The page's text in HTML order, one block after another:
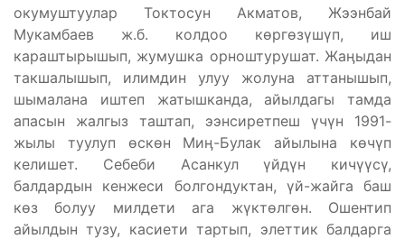
окумуштуулар Токтосун Акматов, Жээнбай
Мукамбаев ж.б. колдоо көргөзүшүп, иш
караштырышып, жумушка орноштурушат. Жаӊыдан
такшалышып, илимдин улуу жолуна аттанышып,
шымалана иштеп жатышканда, айылдагы тамда
апасын жалгыз таштап, ээнсиретпеш үчүн 1991-
жылы туулуп өскөн Миӊ-Булак айылына көчүп
келишет. Себеби Асанкул үйдүн кичүүсү,
балдардын кенжеси болгондуктан, үй-жайга баш
көз болуу милдети ага жүктөлгөн. Ошентип
айылдын тузу, касиети тартып, элеттик балдарга